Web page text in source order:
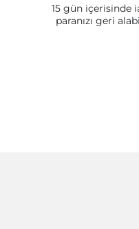
15 gün içerisinde
paranızı geri